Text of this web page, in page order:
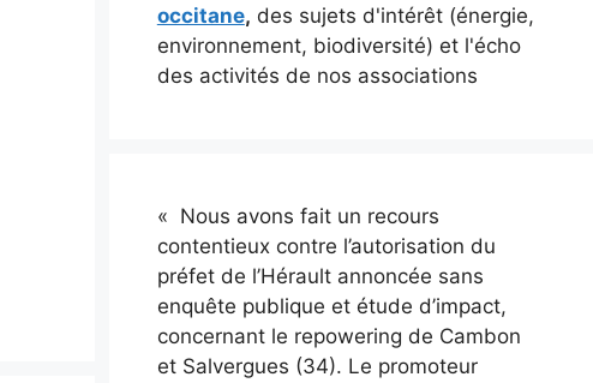
occitane, des sujets d'intérêt (énergie,
environnement, biodiversité) et l'écho
des activités de nos associations
« Nous avons fait un recours
contentieux contre l’autorisation du
préfet de l’Hérault annoncée sans
enquête publique et étude d’impact,
concernant le repowering de Cambon
et Salvergues (34). Le promoteur